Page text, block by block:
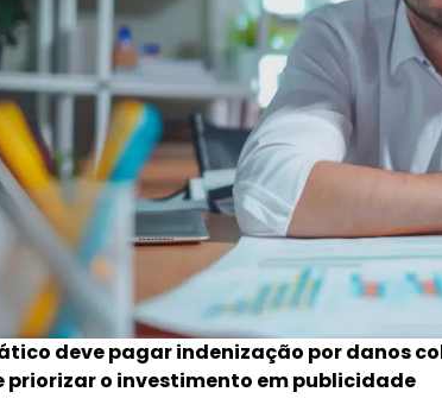
deve pagar indenização por danos
priorizar o investimento em publicidade